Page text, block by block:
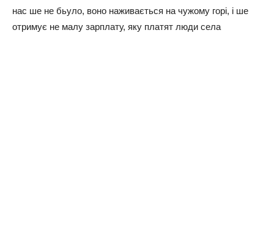
нас ше не бьуло, воно наживається на чужому горі, і ше
отримує не малу зарплату, яку платят люди села